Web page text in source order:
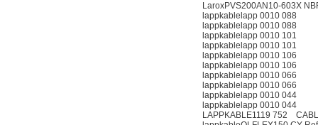
LaroxPVS200AN10-603X
lappkablelapp 0010 088
lappkablelapp 0010 088
lappkablelapp 0010 101
lappkablelapp 0010 101
lappkablelapp 0010 106
lappkablelapp 0010 106
lappkablelapp 0010 066
lappkablelapp 0010 066
lappkablelapp 0010 044
lappkablelapp 0010 044
LAPPKABLE1119 752